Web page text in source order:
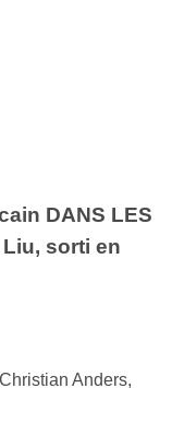
DANS LES
, sorti en
Anders,